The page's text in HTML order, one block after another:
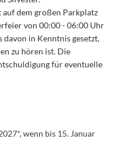
auf dem großen Parkplatz
von 00:00 - 06:00 Uhr
in Kenntnis gesetzt,
zu hören ist. Die
für eventuelle
wenn bis 15. Januar